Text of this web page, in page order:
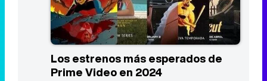
Los estrenos más esperados de
Prime Video en 2024